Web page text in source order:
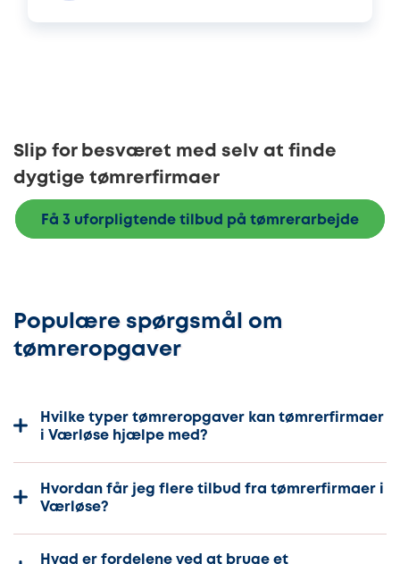
Slip for besværet med selv at finde
dygtige tømrerfirmaer
Få 3 uforpligtende tilbud på tømrerarbejde
Populære spørgsmål om
tømreropgaver
Hvilke typer tømreropgaver kan tømrerfirmaer
i Værløse hjælpe med?
Hvordan får jeg flere tilbud fra tømrerfirmaer i
Værløse?
Hvad er fordelene ved at bruge et